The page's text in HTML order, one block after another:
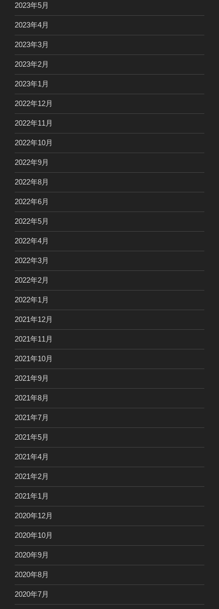
2023年5月
2023年4月
2023年3月
2023年2月
2023年1月
2022年12月
2022年11月
2022年10月
2022年9月
2022年8月
2022年6月
2022年5月
2022年4月
2022年3月
2022年2月
2022年1月
2021年12月
2021年11月
2021年10月
2021年9月
2021年8月
2021年7月
2021年5月
2021年4月
2021年2月
2021年1月
2020年12月
2020年10月
2020年9月
2020年8月
2020年7月